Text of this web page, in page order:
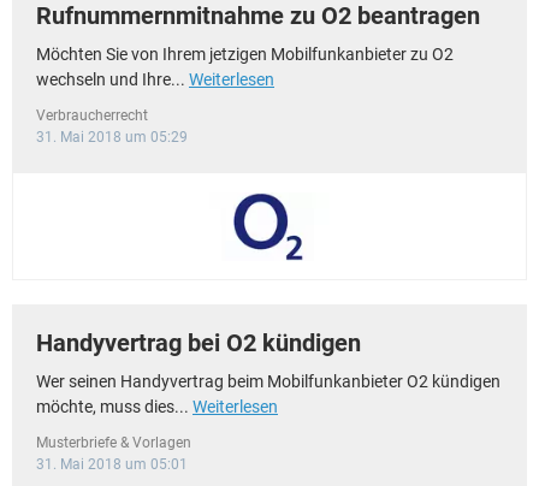
Rufnummernmitnahme zu O2 beantragen
Möchten Sie von Ihrem jetzigen Mobilfunkanbieter zu O2
wechseln und Ihre... Weiterlesen
Verbraucherrecht
31. Mai 2018 um 05:29
Handyvertrag bei O2 kündigen
Wer seinen Handyvertrag beim Mobilfunkanbieter O2 kündigen
möchte, muss dies... Weiterlesen
Musterbriefe & Vorlagen
31. Mai 2018 um 05:01